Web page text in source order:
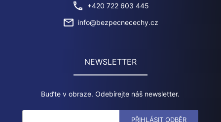
+420 722 603 445
info@bezpecnecechy.cz
NEWSLETTER
Buďte v obraze. Odebírejte náš newsletter.